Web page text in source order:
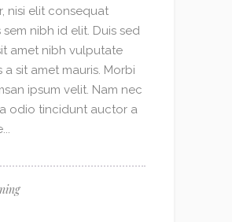
nisi elit consequat
sem nibh id elit. Duis sed
amet nibh vulputate
a sit amet mauris. Morbi
ipsum velit. Nam nec
odio tincidunt auctor a